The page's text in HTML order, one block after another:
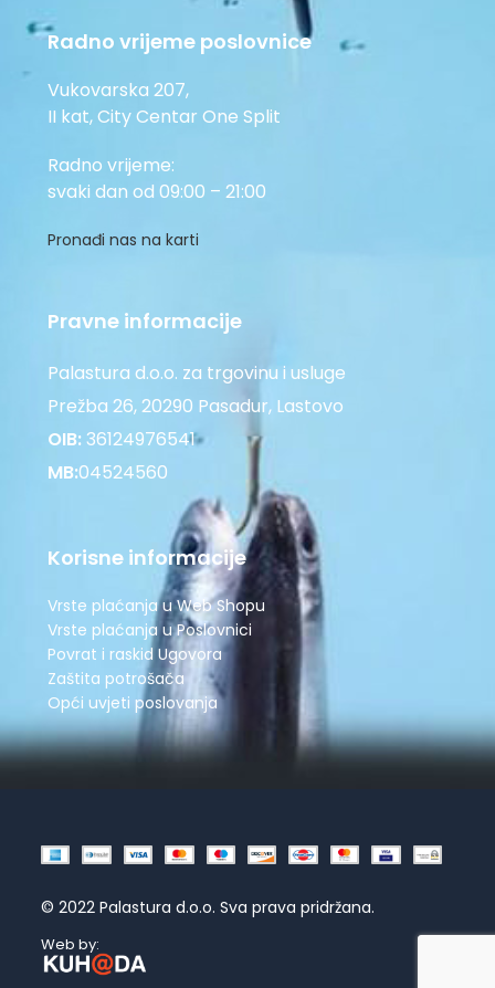
Radno vrijeme poslovnice
Vukovarska 207,
II kat, City Centar One Split
Radno vrijeme:
svaki dan od 09:00 – 21:00
Pronađi nas na karti
Pravne informacije
Palastura d.o.o. za trgovinu i usluge
Prežba 26, 20290 Pasadur, Lastovo
OIB:36124976541
MB:04524560
Korisne informacije
Vrste plaćanja u Web Shopu
Vrste plaćanja u Poslovnici
Povrat i raskid Ugovora
Zaštita potrošača
Opći uvjeti poslovanja
Web by:
© 2022 Palastura d.o.o. Sva prava pridržana.